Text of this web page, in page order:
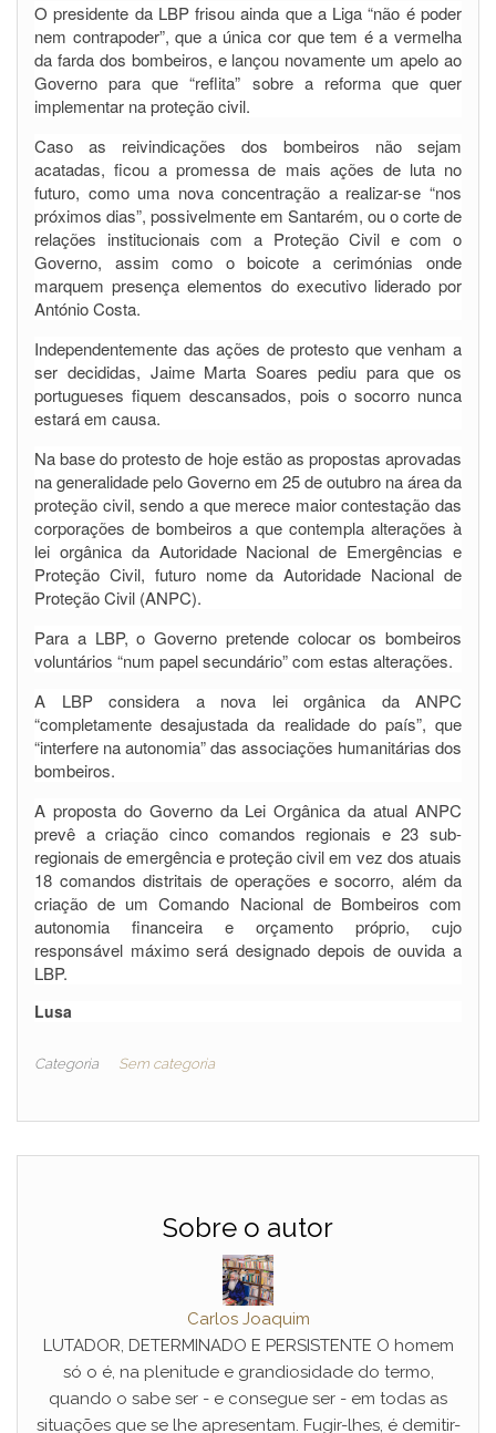
O presidente da LBP frisou ainda que a Liga “não é poder
nem contrapoder”, que a única cor que tem é a vermelha
da farda dos bombeiros, e lançou novamente um apelo ao
Governo para que “reflita” sobre a reforma que quer
implementar na proteção civil.
Caso as reivindicações dos bombeiros não sejam
acatadas, ficou a promessa de mais ações de luta no
futuro, como uma nova concentração a realizar-se “nos
próximos dias”, possivelmente em Santarém, ou o corte de
relações institucionais com a Proteção Civil e com o
Governo, assim como o boicote a cerimónias onde
marquem presença elementos do executivo liderado por
António Costa.
Independentemente das ações de protesto que venham a
ser decididas, Jaime Marta Soares pediu para que os
portugueses fiquem descansados, pois o socorro nunca
estará em causa.
Na base do protesto de hoje estão as propostas aprovadas
na generalidade pelo Governo em 25 de outubro na área da
proteção civil, sendo a que merece maior contestação das
corporações de bombeiros a que contempla alterações à
lei orgânica da Autoridade Nacional de Emergências e
Proteção Civil, futuro nome da Autoridade Nacional de
Proteção Civil (ANPC).
Para a LBP, o Governo pretende colocar os bombeiros
voluntários “num papel secundário” com estas alterações.
A LBP considera a nova lei orgânica da ANPC
“completamente desajustada da realidade do país”, que
“interfere na autonomia” das associações humanitárias dos
bombeiros.
A proposta do Governo da Lei Orgânica da atual ANPC
prevê a criação cinco comandos regionais e 23 sub-
regionais de emergência e proteção civil em vez dos atuais
18 comandos distritais de operações e socorro, além da
criação de um Comando Nacional de Bombeiros com
autonomia financeira e orçamento próprio, cujo
responsável máximo será designado depois de ouvida a
LBP.
Lusa
Categoria Sem categoria
Sobre o autor
Carlos Joaquim
LUTADOR, DETERMINADO E PERSISTENTE O homem
só o é, na plenitude e grandiosidade do termo,
quando o sabe ser - e consegue ser - em todas as
situações que se lhe apresentam. Fugir-lhes, é demitir-